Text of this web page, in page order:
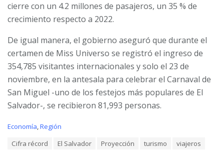
cierre con un 4.2 millones de pasajeros, un 35 % de
crecimiento respecto a 2022.
De igual manera, el gobierno aseguró que durante el
certamen de Miss Universo se registró el ingreso de
354,785 visitantes internacionales y solo el 23 de
noviembre, en la antesala para celebrar el Carnaval de
San Miguel -uno de los festejos más populares de El
Salvador-, se recibieron 81,993 personas.
C
Economía,Región
Cifra récord El Salvador Proyección turismo viajeros